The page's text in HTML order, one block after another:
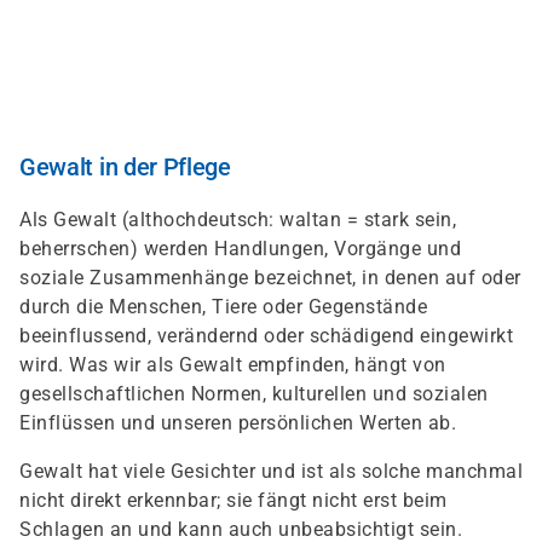
Gewalt in der Pflege
Als Gewalt (althochdeutsch: waltan = stark sein,
beherrschen) werden Handlungen, Vorgänge und
soziale Zusammenhänge bezeichnet, in denen auf oder
durch die Menschen, Tiere oder Gegenstände
beeinflussend, verändernd oder schädigend eingewirkt
wird. Was wir als Gewalt empfinden, hängt von
gesellschaftlichen Normen, kulturellen und sozialen
Einflüssen und unseren persönlichen Werten ab.
Gewalt hat viele Gesichter und ist als solche manchmal
nicht direkt erkennbar; sie fängt nicht erst beim
Schlagen an und kann auch unbeabsichtigt sein.